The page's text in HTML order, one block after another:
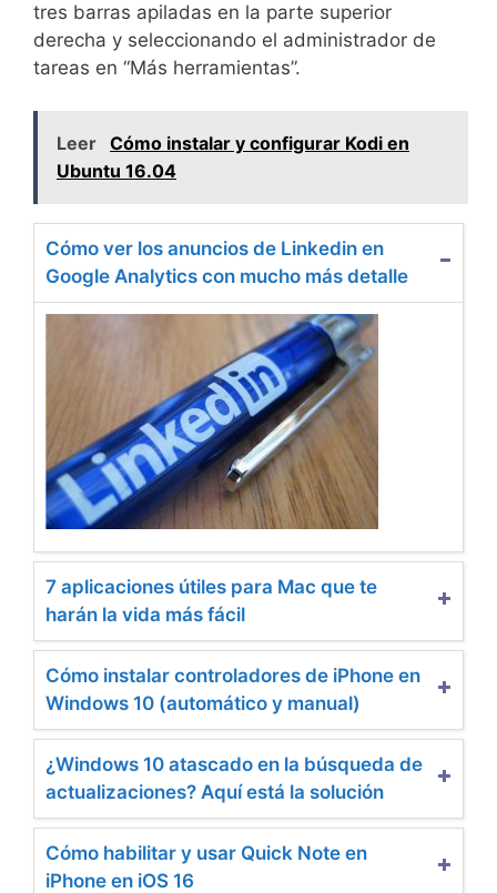
tres barras apiladas en la parte superior
derecha y seleccionando el administrador de
tareas en “Más herramientas”.
Leer Cómo instalar y configurar Kodi en
Ubuntu 16.04
Cómo ver los anuncios de Linkedin en
Google Analytics con mucho más detalle
7 aplicaciones útiles para Mac que te
harán la vida más fácil
Cómo instalar controladores de iPhone en
Windows 10 (automático y manual)
¿Windows 10 atascado en la búsqueda de
actualizaciones? Aquí está la solución
Cómo habilitar y usar Quick Note en
iPhone en iOS 16